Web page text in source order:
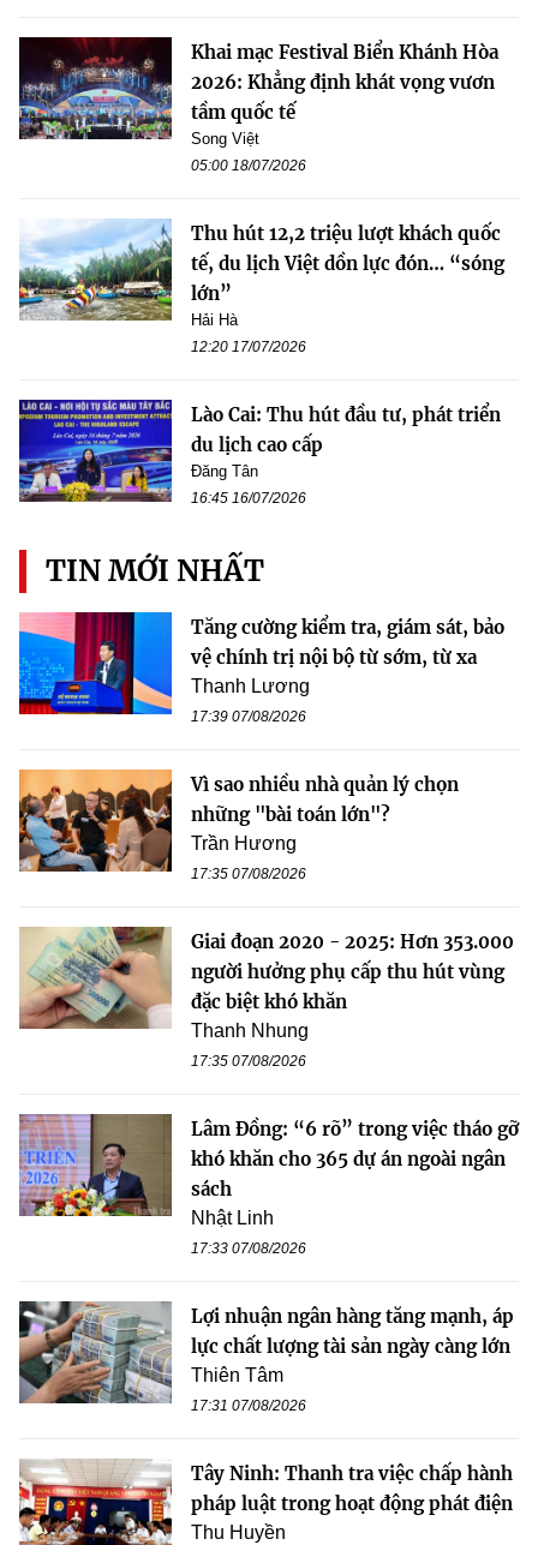
Khai mạc Festival Biển Khánh Hòa
2026: Khẳng định khát vọng vươn
tầm quốc tế
Song Việt
05:00 18/07/2026
Thu hút 12,2 triệu lượt khách quốc
tế, du lịch Việt dồn lực đón… “sóng
lớn”
Hải Hà
12:20 17/07/2026
Lào Cai: Thu hút đầu tư, phát triển
du lịch cao cấp
Đăng Tân
16:45 16/07/2026
TIN MỚI NHẤT
Tăng cường kiểm tra, giám sát, bảo
vệ chính trị nội bộ từ sớm, từ xa
Thanh Lương
17:39 07/08/2026
Vì sao nhiều nhà quản lý chọn
những "bài toán lớn"?
Trần Hương
17:35 07/08/2026
Giai đoạn 2020 - 2025: Hơn 353.000
người hưởng phụ cấp thu hút vùng
đặc biệt khó khăn
Thanh Nhung
17:35 07/08/2026
Lâm Đồng: “6 rõ” trong việc tháo gỡ
khó khăn cho 365 dự án ngoài ngân
sách
Nhật Linh
17:33 07/08/2026
Lợi nhuận ngân hàng tăng mạnh, áp
lực chất lượng tài sản ngày càng lớn
Thiên Tâm
17:31 07/08/2026
Tây Ninh: Thanh tra việc chấp hành
pháp luật trong hoạt động phát điện
Thu Huyền